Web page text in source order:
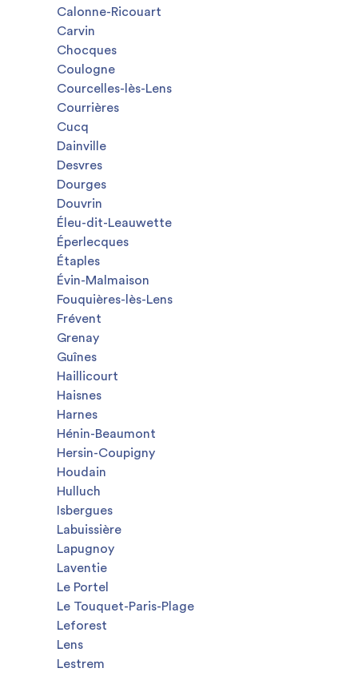
Calonne-Ricouart
Carvin
Chocques
Coulogne
Courcelles-lès-Lens
Courrières
Cucq
Dainville
Desvres
Dourges
Douvrin
Éleu-dit-Leauwette
Éperlecques
Étaples
Évin-Malmaison
Fouquières-lès-Lens
Frévent
Grenay
Guînes
Haillicourt
Haisnes
Harnes
Hénin-Beaumont
Hersin-Coupigny
Houdain
Hulluch
Isbergues
Labuissière
Lapugnoy
Laventie
Le Portel
Le Touquet-Paris-Plage
Leforest
Lens
Lestrem